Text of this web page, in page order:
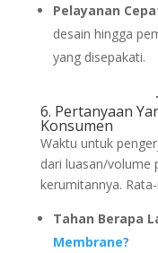
Pelayanan
desain hingga
yang disepakati.
6. Pertanyaan
Konsumen
Waktu untuk
dari luasan/volume
kerumitannya.
Tahan Berapa
Membrane?